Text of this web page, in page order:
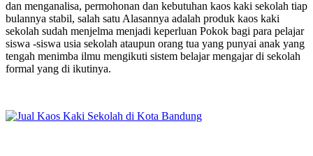
dan menganalisa, permohonan dan kebutuhan kaos kaki sekolah tiap
bulannya stabil, salah satu Alasannya adalah produk kaos kaki
sekolah sudah menjelma menjadi keperluan Pokok bagi para pelajar
siswa -siswa usia sekolah ataupun orang tua yang punyai anak yang
tengah menimba ilmu mengikuti sistem belajar mengajar di sekolah
formal yang di ikutinya.